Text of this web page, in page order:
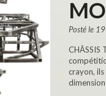
Posté le
CHÂSSIS
crayon,